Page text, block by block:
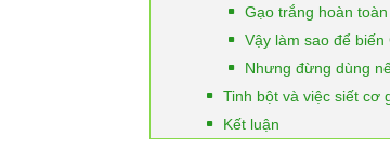
Gạo trắng hoàn
Vậy làm sao để biến
Nhưng đừng dùng
Tinh bột và việc siết cơ
Kết luận